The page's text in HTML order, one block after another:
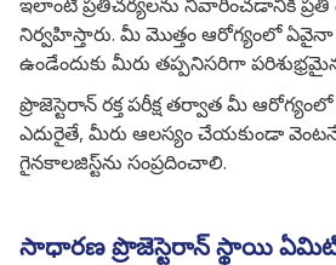
నిర్వహిస్తారు. మీ మొత్తం ఆరోగ్యంలో ఏవైనా
ఉండేందుకు మీరు తప్పనిసరిగా
ప్రొజెస్టెరాన్ రక్త పరీక్ష తర్వాత మీ
ఎదురైతే, మీరు ఆలస్యం చేయకుండా
గైనకాలజిస్ట్‌ను సంప్రదించాలి.
సాధారణ ప్రొజెస్టెరాన్ స్థాయి